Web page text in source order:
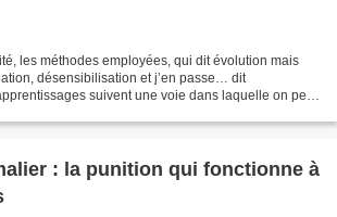
les méthodes employées, qui dit évolution mais
désensibilisation et j’en passe… dit
suivent une voie dans laquelle on peut
: la punition qui fonctionne à